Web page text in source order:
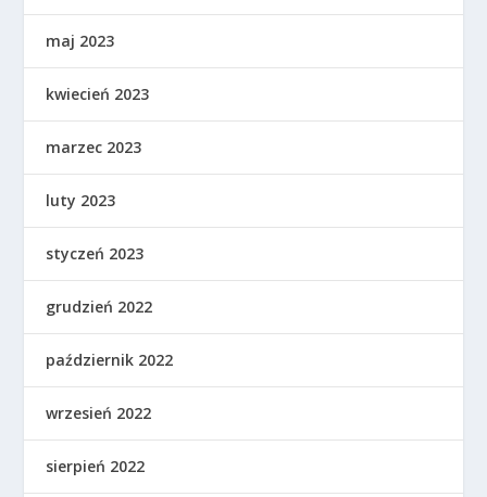
maj 2023
kwiecień 2023
marzec 2023
luty 2023
styczeń 2023
grudzień 2022
październik 2022
wrzesień 2022
sierpień 2022